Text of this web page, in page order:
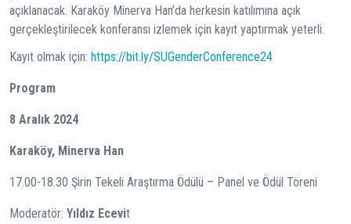
açıklanacak. Karaköy Minerva Han’da herkesin katılımına açık
gerçekleştirilecek konferansı izlemek için kayıt yaptırmak yeterli.
Kayıt olmak için: https://bit.ly/SUGenderConference24
Program
8 Aralık 2024
Karaköy, Minerva Han
17.00-18.30 Şirin Tekeli Araştırma Ödülü – Panel ve Ödül Töreni
Moderatör: Yıldız Ecevit